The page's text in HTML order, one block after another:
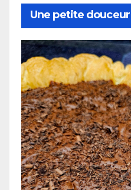
Une petite douceur